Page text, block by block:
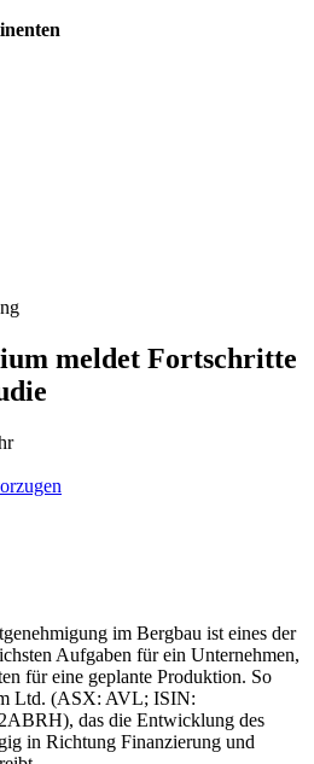
meldet Fortschritte
im Bergbau ist eines der
Aufgaben für ein Unternehmen,
für eine geplante Produktion. So
Ltd. (ASX: AVL; ISIN:
das die Entwicklung des
in Richtung Finanzierung und